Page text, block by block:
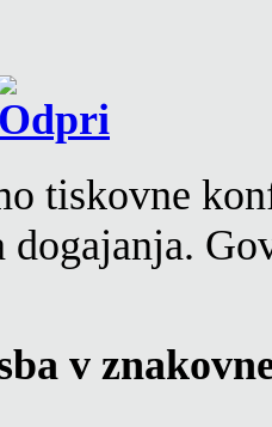
tiskovne
v